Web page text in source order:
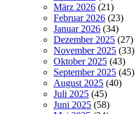
März 2026 (21)
Februar 2026 (23)
Januar 2026 (34)
Dezember 2025 (27)
November 2025 (33)
Oktober 2025 (43)
September 2025 (45)
August 2025 (40)
Juli 2025 (45)
Juni 2025 (58)